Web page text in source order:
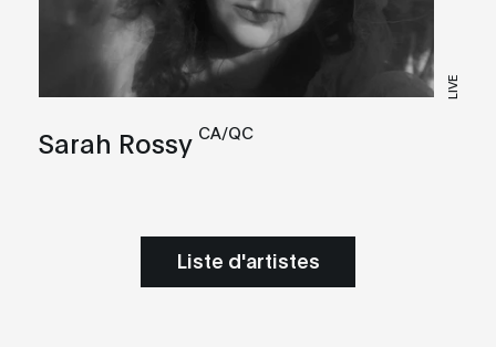
LIVE
Sarah Rossy CA/QC
Liste d'artistes